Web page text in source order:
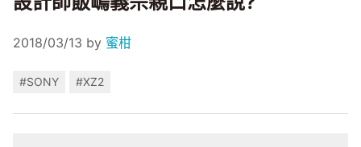
2018/03/13 by 蜜柑
#SONY #XZ2